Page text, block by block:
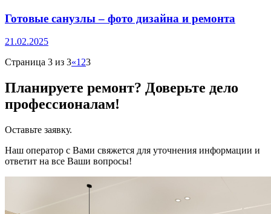
Готовые санузлы – фото дизайна и ремонта
21.02.2025
Страница 3 из 3«1 23
Планируете ремонт? Доверьте дело
профессионалам!
Оставьте заявку.
Наш оператор с Вами свяжется для уточнения информации и
ответит на все Ваши вопросы!